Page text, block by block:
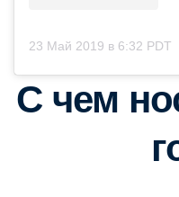
23 Май 2019 в 6:32 PDT
С чем